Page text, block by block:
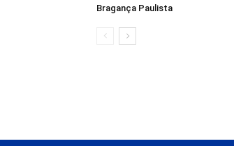
Bragança Paulista